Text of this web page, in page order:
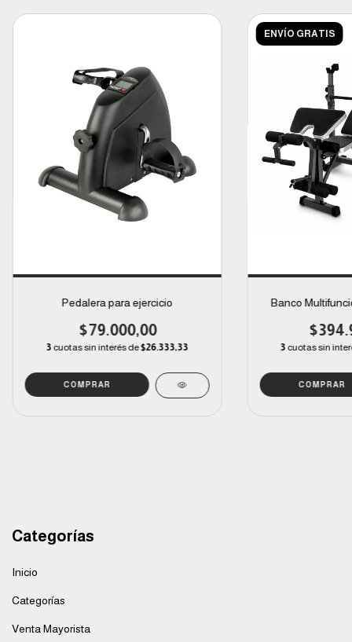
Pedalera para ejercicio
$79.000,00
3 cuotas sin interés de$26.333,33
ENVÍO GRATIS
Banco
3 cuotas sin
Categorías
Inicio
Categorías
Venta Mayorista